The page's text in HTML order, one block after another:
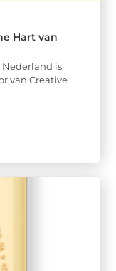
Hart van
Nederland is
van Creative